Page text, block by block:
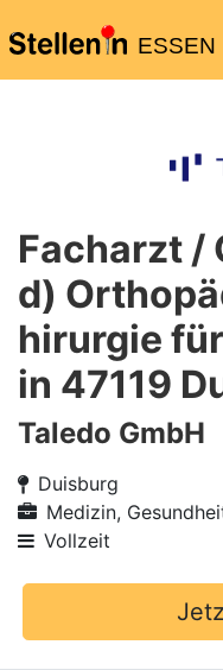
ESSEN
Facharzt /
d)
hirurgie
in 47119
Taledo GmbH
Duisburg
Medizin,
Vollzeit